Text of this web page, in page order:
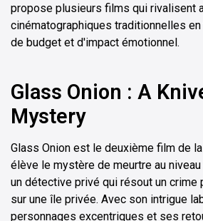
propose plusieurs films qui rivalisent
cinématographiques traditionnelles
de budget et d'impact émotionnel.
Glass Onion : A
Mystery
Glass Onion est le deuxième film de
élève le mystère de meurtre au
un détective privé qui résout un crime
sur une île privée. Avec son intrigue
personnages excentriques et ses